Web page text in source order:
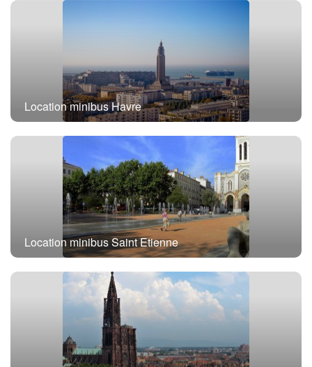
Location minibus avec chauffeur Paris
Location minibus Havre
Location minibus Saint Etienne